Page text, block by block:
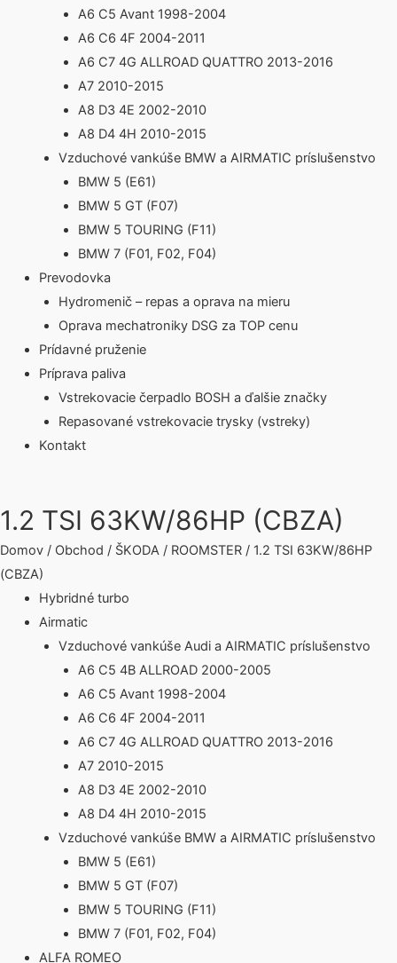
A6 C5 Avant 1998-2004
A6 C6 4F 2004-2011
A6 C7 4G ALLROAD QUATTRO 2013-2016
A7 2010-2015
A8 D3 4E 2002-2010
A8 D4 4H 2010-2015
Vzduchové vankúše BMW a AIRMATIC príslušenstvo
BMW 5 (E61)
BMW 5 GT (F07)
BMW 5 TOURING (F11)
BMW 7 (F01, F02, F04)
Prevodovka
Hydromenič – repas a oprava na mieru
Oprava mechatroniky DSG za TOP cenu
Prídavné pruženie
Príprava paliva
Vstrekovacie čerpadlo BOSH a ďalšie značky
Repasované vstrekovacie trysky (vstreky)
Kontakt
1.2 TSI 63KW/86HP (CBZA)
Domov / Obchod / ŠKODA / ROOMSTER / 1.2 TSI 63KW/86HP
(CBZA)
Hybridné turbo
Airmatic
Vzduchové vankúše Audi a AIRMATIC príslušenstvo
A6 C5 4B ALLROAD 2000-2005
A6 C5 Avant 1998-2004
A6 C6 4F 2004-2011
A6 C7 4G ALLROAD QUATTRO 2013-2016
A7 2010-2015
A8 D3 4E 2002-2010
A8 D4 4H 2010-2015
Vzduchové vankúše BMW a AIRMATIC príslušenstvo
BMW 5 (E61)
BMW 5 GT (F07)
BMW 5 TOURING (F11)
BMW 7 (F01, F02, F04)
ALFA ROMEO